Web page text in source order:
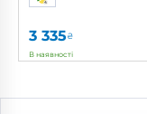
3 335₴
В наявності
Артикул: